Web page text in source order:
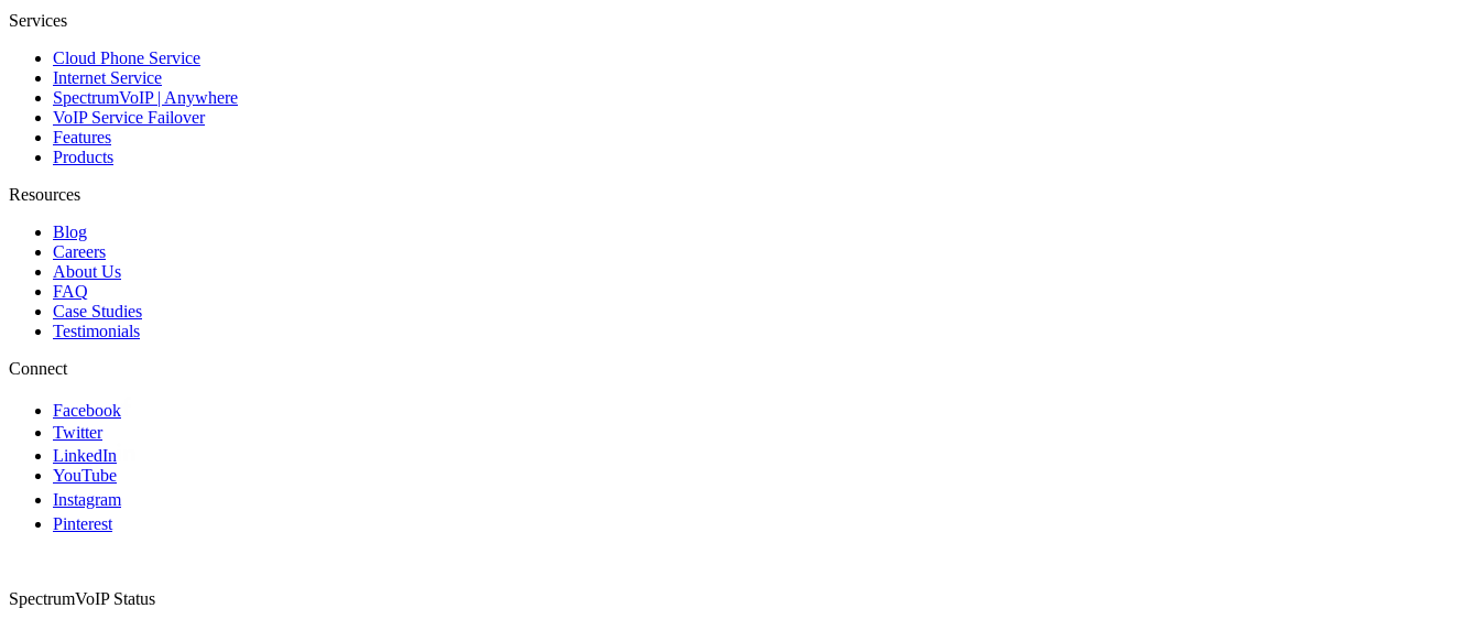
Services
Cloud Phone Service
Internet Service
SpectrumVoIP | Anywhere
VoIP Service Failover
Features
Products
Resources
Blog
Careers
About Us
FAQ
Case Studies
Testimonials
Connect
Facebook
Twitter
LinkedIn
YouTube
Instagram
Pinterest
SpectrumVoIP Status